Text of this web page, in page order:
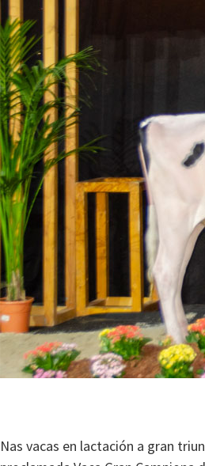
Nas vacas en lactación a gran